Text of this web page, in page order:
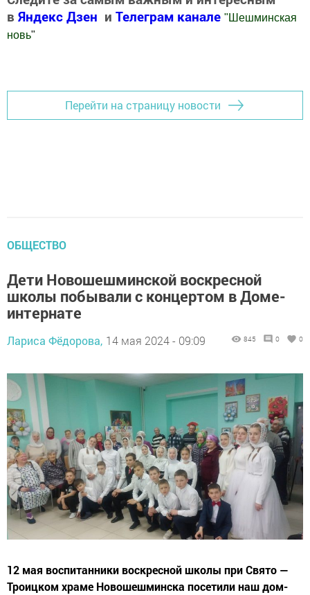
в Яндекс Дзен и Телеграм канале " Шешминская
новь"
Перейти на страницу новости
ОБЩЕСТВО
Дети Новошешминской воскресной
школы побывали с концертом в Доме-
интернате
Лариса Фёдорова, 14 мая 2024 - 09:09 845 0 0
12 мая воспитанники воскресной школы при Свято —
Троицком храме Новошешминска посетили наш дом-